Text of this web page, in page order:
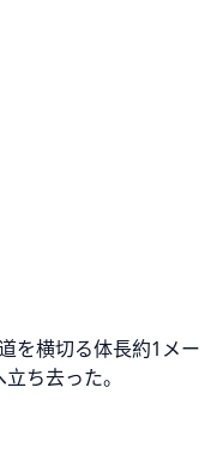
を横切る体長約1メー
ち去った。